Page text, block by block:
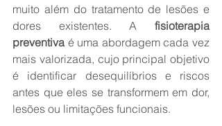
muito além do tratamento de lesões e
dores existentes. A fisioterapia
preventiva é uma abordagem cada vez
mais valorizada, cujo principal objetivo
é identificar desequilíbrios e riscos
antes que eles se transformem em dor,
lesões ou limitações funcionais.